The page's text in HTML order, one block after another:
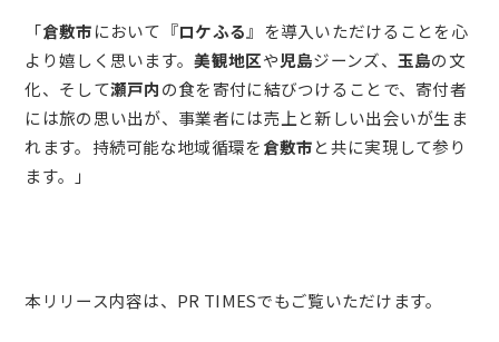
「倉敷市において『ロケふる 』を導入いただけることを心
より嬉しく思います。美観地区や児島ジーンズ、 玉島の文
化、そして瀬戸内の食を寄付に結びつけることで、寄付者
には旅の思い出が、事業者には売上と新しい出会いが生ま
れます。持続可能な地域循環を倉敷市と共に実現して参り
ます。」
本リリース内容は、PR TIMESでもご覧いただけます。